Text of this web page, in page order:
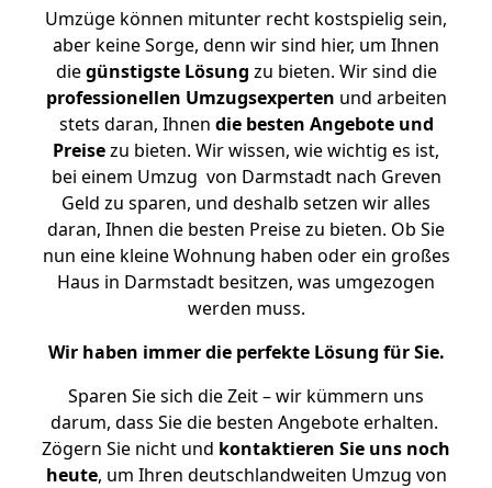
Umzüge können mitunter recht kostspielig sein,
aber keine Sorge, denn wir sind hier, um Ihnen
diegünstigste Lösung zu bieten. Wir sind die
professionellen Umzugsexperten und arbeiten
stets daran, Ihnen die besten Angebote und
Preisezu bieten. Wir wissen, wie wichtig es ist,
bei einem Umzug von Darmstadt nach Greven
Geld zu sparen, und deshalb setzen wir alles
daran, Ihnen die besten Preise zu bieten. Ob Sie
nun eine kleine Wohnung haben oder ein großes
Haus in Darmstadt besitzen, was umgezogen
werden muss.
Wir haben immer die perfekte Lösung für Sie.
Sparen Sie sich die Zeit – wir kümmern uns
darum, dass Sie die besten Angebote erhalten.
Zögern Sie nicht und kontaktieren Sie uns noch
heute, um Ihren deutschlandweiten Umzug von